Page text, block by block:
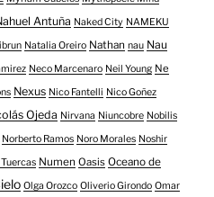
Antuña Naked City NAMEKU
Natalia Oreiro Nathan nau Nau
Neco Marcenaro Neil Young Ne
Nexus Nico Fantelli Nico Goñez
Ojeda Nirvana Niuncobre Nobilis
Norberto Ramos Noro Morales Noshir
Numen Oasis Oceano de
Olga Orozco Oliverio Girondo Omar